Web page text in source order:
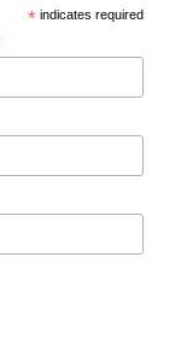
* indicates required